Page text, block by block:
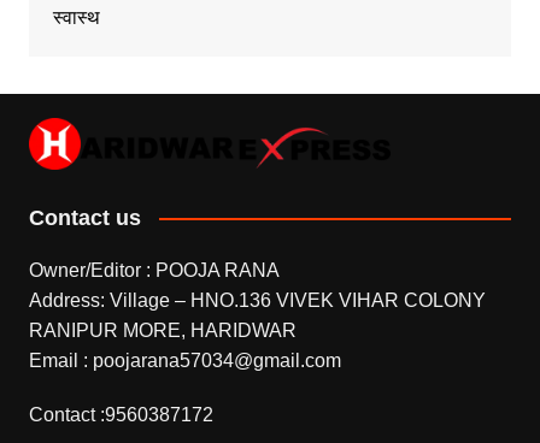
स्वास्थ
Contact us
Owner/Editor : POOJA RANA
Address: Village – HNO.136 VIVEK VIHAR COLONY
RANIPUR MORE, HARIDWAR
Email : poojarana57034@gmail.com
Contact :9560387172